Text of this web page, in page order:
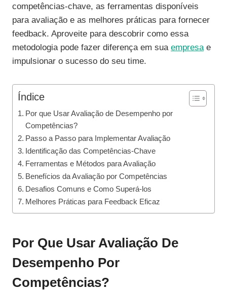
competências-chave, as ferramentas disponíveis
para avaliação e as melhores práticas para fornecer
feedback. Aproveite para descobrir como essa
metodologia pode fazer diferença em sua empresae
impulsionar o sucesso do seu time.
Índice
Por que Usar Avaliação de Desempenho por
Competências?
Passo a Passo para Implementar Avaliação
Identificação das Competências-Chave
Ferramentas e Métodos para Avaliação
Benefícios da Avaliação por Competências
Desafios Comuns e Como Superá-los
Melhores Práticas para Feedback Eficaz
Por Que Usar Avaliação De
Desempenho Por
Competências?